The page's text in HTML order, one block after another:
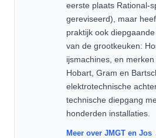
eerste plaats Rational-
gereviseerd), maar
praktijk ook
van de grootkeuken:
ijsmachines, en merken
Hobart, Gram en
elektrotechnische
technische diepgang
honderden installaties.
Meer over JMGT en Jos